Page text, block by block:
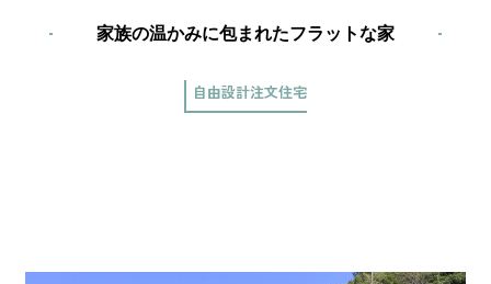
家族の温かみに包まれたフラットな家
自由設計注文住宅